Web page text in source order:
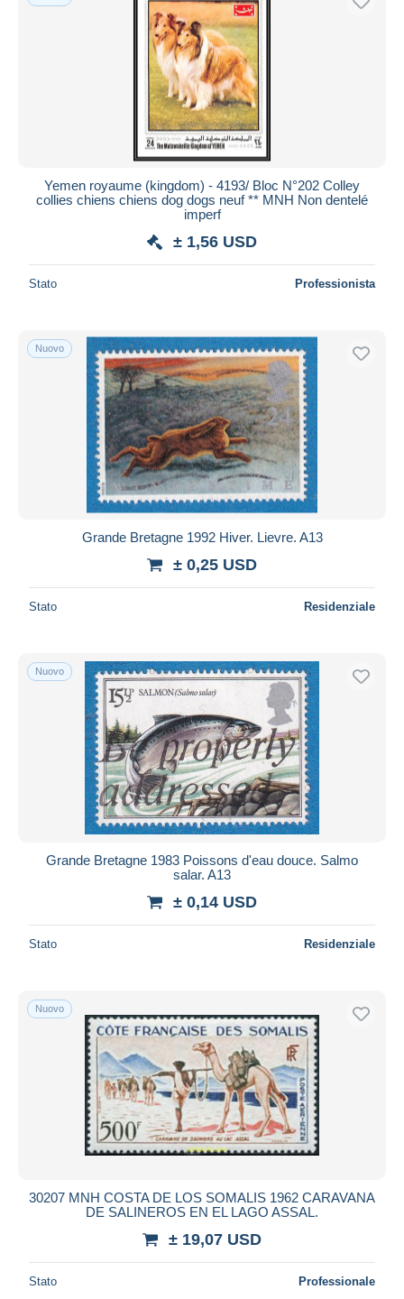
Yemen royaume (kingdom) - 4193/ Bloc N°202 Colley
collies chiens chiens dog dogs neuf ** MNH Non dentelé
imperf
± 1,56 USD
Stato Professionista
Nuovo
Grande Bretagne 1992 Hiver. Lievre. A13
± 0,25 USD
Stato Residenziale
Nuovo
Grande Bretagne 1983 Poissons d'eau douce. Salmo
salar. A13
± 0,14 USD
Stato Residenziale
Nuovo
30207 MNH COSTA DE LOS SOMALIS 1962 CARAVANA
DE SALINEROS EN EL LAGO ASSAL.
± 19,07 USD
Stato Professionale